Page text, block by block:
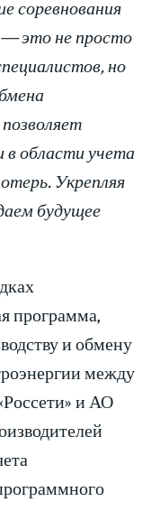
соревнования
— это не просто
но
области учета
Укрепляя
будущее
программа,
и обмену
между
и АО